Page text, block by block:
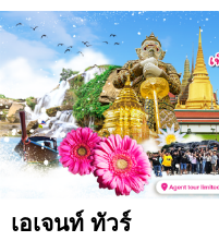
เอเจนท์ ทัวร์